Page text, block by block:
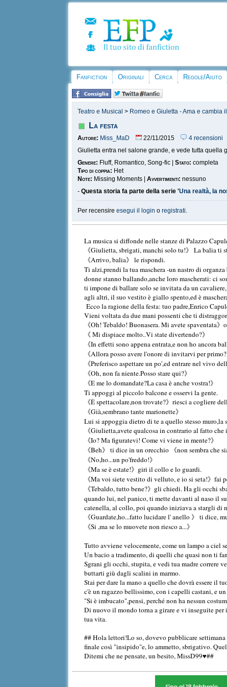
Fanfiction Originali Cerca Regole/Aiuto
Teatro e Musical > Romeo e Giuletta - Ama e cambia
La festa
Autore: Miss_MaD 22/11/2015
4 recensioni
Giulietta entra nel salone grande, e vede tutta quella
Genere: Fluff, Romantico, Song-fic |Stato: completa
Tipo di coppia: Het
Note: Missing Moments |Avvertimenti: nessuno
-Questa storia fa parte della serie 'Una realtà, la
Per recensireesegui il login oregistrati.
La musica si diffonde nelle stanze di Palazzo
《Giulietta, sbrigati, manchi solo tu!》 La balia ti
《Arrivo, balia》 le rispondi.
Ti alzi,prendi la tua maschera -un nastro di
donne stanno ballando,anche loro mascherati: ci
ti impone di ballare solo se invitata da un
agli altri, il suo vestito è giallo spento,ed è
Ecco la ragione della festa: tuo padre,Enrico
Vieni voltata da due mani possenti che ti
《Oh! Tebaldo! Buonasera. Mi avete spaventata
《 Mi dispiace molto..Vi state divertendo?》
《In effetti sono appena entrata,e non ho ancora
《Allora posso avere l'onore di invitarvi per primo?
《Preferisco aspettare un po',ed entrare nel vivo
《Oh, non fa niente.Posso stare qui?》
《E me lo domandate?La casa è anche vostra!》
Ti appoggi al piccolo balcone e osservi la gente.
《È spettacolare,non trovate?》riesci a cogliere
《Già,sembrano tante marionette》
Lui si appoggia dietro di te a quello stesso muro,la
《Giulietta,avete qualcosa in contrario al fatto che
《Io? Ma figuratevi! Come vi viene in mente?》
《Beh》 ti dice in un orecchio 《non sembra che
《No,ho...un po'freddo!》
《Ma se è estate!》giri il collo e lo guardi.
《Ma voi siete vestito di velluto, e io si seta!》
《Tebaldo, tutto bene?》gli chiedi. Ha gli occhi
quando lui, nel panico, ti mette davanti al naso il
catenella, al collo, poi quando iniziava a stargli di
《Guardate,ho...fatto lucidare l' anello 》 ti dice,
《Si ,ma se lo muovete non riesco a...》
Tutto avviene velocemente, come un lampo a
Un bacio a tradimento, di quelli che quasi non ti
Sgrani gli occhi, stupita, e vedi tua madre correre
buttarti giù dagli scalini in marmo.
Stai per dare la mano a quello che dovrà essere il
c'è un ragazzo bellissimo, con i capelli castani, e
"Si è imbucato",pensi, perché non ha nessun
Di nuovo il mondo torna a girare e vi inseguite
tua vita.
## Hola lettori!Lo so, dovevo pubblicare
finale così "insipido"e, lo ammetto, sbrigativo.
Ditemi che ne pensate, un besito, MissD99♥##